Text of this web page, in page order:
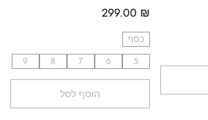
299.00 ₪
כסף
5
6
7
8
9
הוסף לסל